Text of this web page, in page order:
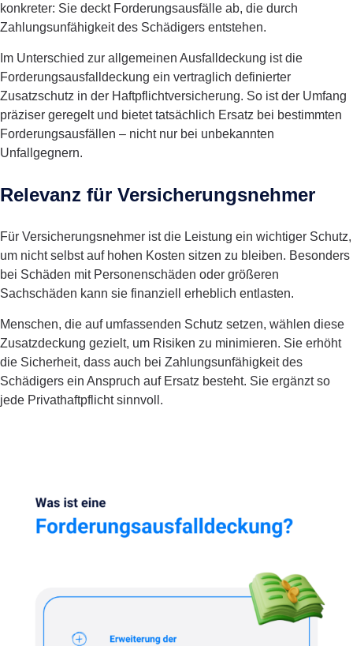
konkreter: Sie deckt Forderungsausfälle ab, die durch
Zahlungsunfähigkeit des Schädigers entstehen.
Im Unterschied zur allgemeinen Ausfalldeckung ist die
Forderungsausfalldeckung ein vertraglich definierter
Zusatzschutz in der Haftpflichtversicherung. So ist der Umfang
präziser geregelt und bietet tatsächlich Ersatz bei bestimmten
Forderungsausfällen – nicht nur bei unbekannten
Unfallgegnern.
Relevanz für Versicherungsnehmer
Für Versicherungsnehmer ist die Leistung ein wichtiger Schutz,
um nicht selbst auf hohen Kosten sitzen zu bleiben. Besonders
bei Schäden mit Personenschäden oder größeren
Sachschäden kann sie finanziell erheblich entlasten.
Menschen, die auf umfassenden Schutz setzen, wählen diese
Zusatzdeckung gezielt, um Risiken zu minimieren. Sie erhöht
die Sicherheit, dass auch bei Zahlungsunfähigkeit des
Schädigers ein Anspruch auf Ersatz besteht. Sie ergänzt so
jede Privathaftpflicht sinnvoll.